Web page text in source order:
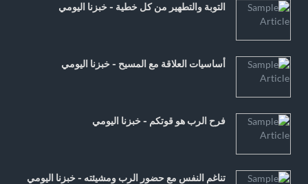
التوبة والتطهير من كل خطية - خبزنا اليومي
أساسيات العلاقة مع المسيح - خبزنا اليومي
فرح الرب هو قوتكم - خبزنا اليومي
تناغم النفس مع حضور الرب ومشيئته - خبزنا اليومي